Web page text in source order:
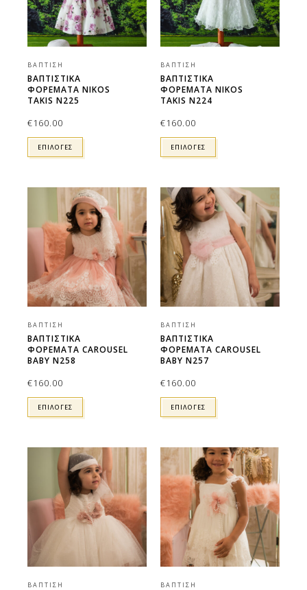
ΒΆΠΤΙΣΗ
ΒΑΠΤΙΣΤΙΚΑ
ΦΟΡΕΜΑΤΑ NIKOS
TAKIS N225
€160.00
ΕΠΙΛΟΓΕΣ
ΒΆΠΤΙΣΗ
ΒΑΠΤΙΣΤΙΚΑ
ΦΟΡΕΜΑΤΑ NIKOS
TAKIS N224
€160.00
ΕΠΙΛΟΓΕΣ
ΒΆΠΤΙΣΗ
ΒΑΠΤΙΣΤΙΚΑ
ΦΟΡΕΜΑΤΑ CAROUSEL
BABY N258
€160.00
ΕΠΙΛΟΓΕΣ
ΒΆΠΤΙΣΗ
ΒΑΠΤΙΣΤΙΚΑ
ΦΟΡΕΜΑΤΑ CAROUSEL
BABY N257
€160.00
ΕΠΙΛΟΓΕΣ
ΒΆΠΤΙΣΗ ΒΆΠΤΙΣΗ